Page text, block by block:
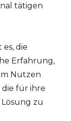
tätigen
die
Erfahrung,
Nutzen
für ihre
zu